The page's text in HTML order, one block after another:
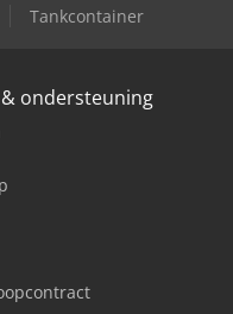
Tankcontainer
ondersteuning